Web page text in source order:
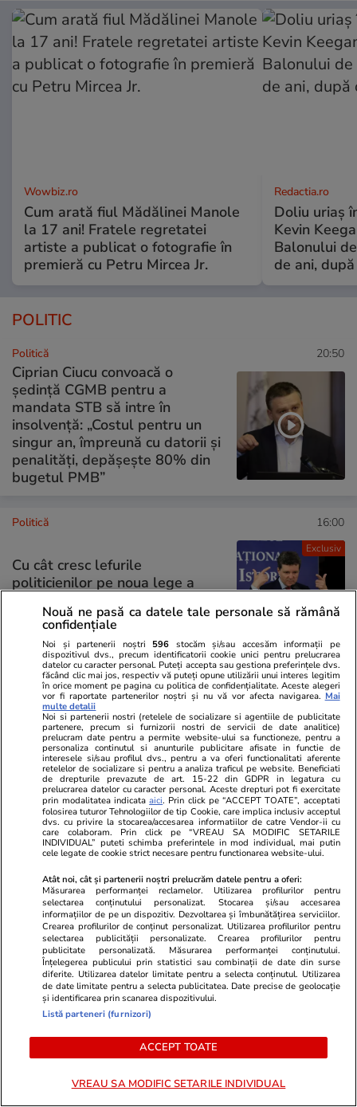
Wowbiz.ro
Cum arată fiul Mădălinei Manole
la 17 ani! Fratele regretatei
artiste a publicat o fotografie în
premieră cu Petru Mircea Jr.
Redactia.ro
Doliu uriaș
Kevin
Balonului
de ani,
POLITIC
Politică 20:50
Ciprian Ciucu convoacă o
ședință CGMB pentru a
mandata STB să intre în
insolvență: „Costul pentru un
singur an, împreună cu datorii şi
penalităţi, depăşeşte 80% din
bugetul PMB”
Exclusiv
Politică 16:00
Cu cât cresc lefurile
politicienilor pe noua lege a
8.000 de lei în plus
PARTENERI
ZiaruldeIasi.ro
Proiectul imobiliar pregătit lângă
Lidl Moara de Foc este scos la
vânzare. Dezvoltatorul este
asociat în piață cu un alt proiect
de anvergură
Fanatik.ro
FCSB,
tragerea la
League!
şi-a aflat
ULTIMELE ȘTIRI
Știri România 21:08
Nouă ne pasă ca datele tale personale să rămână
confidențiale
Noi și partenerii noștri 596 stocăm și/sau accesăm informații pe
dispozitivul dvs., precum identificatorii cookie unici pentru prelucrarea
datelor cu caracter personal. Puteți accepta sau gestiona preferințele dvs.
făcând clic mai jos, respectiv vă puteți opune utilizării unui interes legitim
în orice moment pe pagina cu politica de confidențialitate. Aceste alegeri
vor fi raportate partenerilor noștri și nu vă vor afecta navigarea. Mai
multe detalii
Noi si partenerii nostri (retelele de socializare si agentiile de publicitate
partenere, precum si furnizorii nostri de servicii de date analitice)
prelucram date pentru a permite website-ului sa functioneze, pentru a
personaliza continutul si anunturile publicitare afisate in functie de
interesele si/sau profilul dvs., pentru a va oferi functionalitati aferente
retelelor de socializare si pentru a analiza traficul pe website. Beneficiati
de drepturile prevazute de art. 15-22 din GDPR in legatura cu
prelucrarea datelor cu caracter personal. Aceste drepturi pot fi exercitate
prin modalitatea indicataaici. Prin click pe “ACCEPT TOATE”, acceptati
folosirea tuturor Tehnologiilor de tip Cookie, care implica inclusiv acceptul
dvs. cu privire la stocarea/accesarea informatiilor de catre Vendor-ii cu
care colaboram. Prin click pe “VREAU SA MODIFIC SETARILE
INDIVIDUAL” puteti schimba preferintele in mod individual, mai putin
cele legate de cookie strict necesare pentru functionarea website-ului.
Atât noi, cât și partenerii noștri prelucrăm datele pentru a oferi:
Măsurarea performanței reclamelor. Utilizarea profilurilor pentru
selectarea conținutului personalizat. Stocarea și/sau accesarea
informațiilor de pe un dispozitiv. Dezvoltarea și îmbunătățirea serviciilor.
Crearea profilurilor de conținut personalizat. Utilizarea profilurilor pentru
selectarea publicității personalizate. Crearea profilurilor pentru
publicitate personalizată. Măsurarea performanței conținutului.
Înțelegerea publicului prin statistici sau combinații de date din surse
diferite. Utilizarea datelor limitate pentru a selecta conținutul. Utilizarea
de date limitate pentru a selecta publicitatea. Date precise de geolocație
și identificarea prin scanarea dispozitivului.
Listă parteneri (furnizori)
ACCEPT TOATE
VREAU SA MODIFIC SETARILE INDIVIDUAL